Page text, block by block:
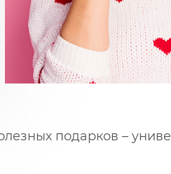
подарков –